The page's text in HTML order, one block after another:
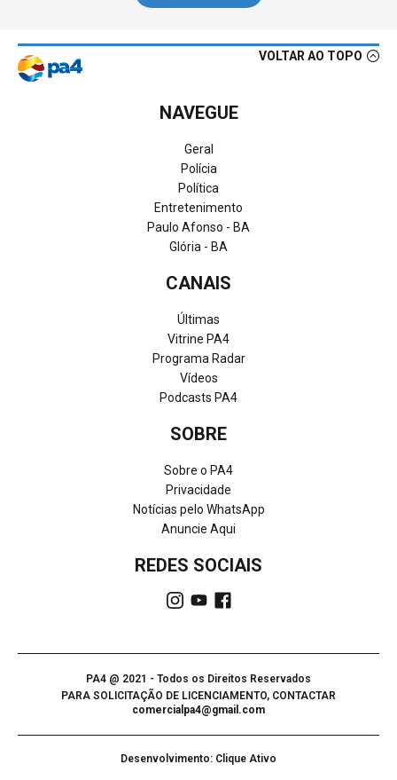
VOLTAR AO TOPO
NAVEGUE
Geral
Polícia
Política
Entretenimento
Paulo Afonso - BA
Glória - BA
CANAIS
Últimas
Vitrine PA4
Programa Radar
Vídeos
Podcasts PA4
SOBRE
Sobre o PA4
Privacidade
Notícias pelo WhatsApp
Anuncie Aqui
REDES SOCIAIS
PA4 @ 2021 - Todos os Direitos Reservados
PARA SOLICITAÇÃO DE LICENCIAMENTO, CONTACTAR
comercialpa4@gmail.com
Desenvolvimento: Clique Ativo